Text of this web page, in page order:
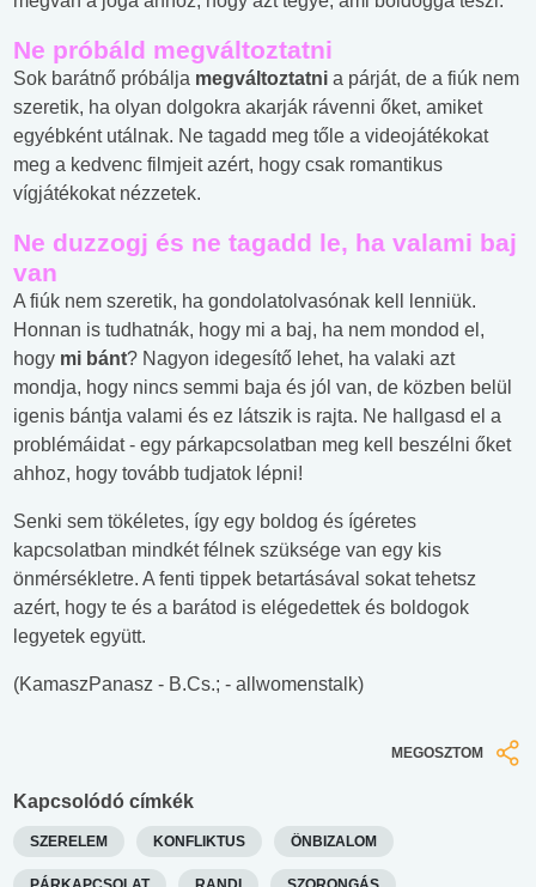
Ne próbáld megváltoztatni
Sok barátnő próbálja megváltoztatni a párját, de a fiúk nem
szeretik, ha olyan dolgokra akarják rávenni őket, amiket
egyébként utálnak. Ne tagadd meg tőle a videojátékokat
meg a kedvenc filmjeit azért, hogy csak romantikus
vígjátékokat nézzetek.
Ne duzzogj és ne tagadd le, ha valami baj
van
A fiúk nem szeretik, ha gondolatolvasónak kell lenniük.
Honnan is tudhatnák, hogy mi a baj, ha nem mondod el,
hogy mi bánt? Nagyon idegesítő lehet, ha valaki azt
mondja, hogy nincs semmi baja és jól van, de közben belül
igenis bántja valami és ez látszik is rajta. Ne hallgasd el a
problémáidat - egy párkapcsolatban meg kell beszélni őket
ahhoz, hogy tovább tudjatok lépni!
Senki sem tökéletes, így egy boldog és ígéretes
kapcsolatban mindkét félnek szüksége van egy kis
önmérsékletre. A fenti tippek betartásával sokat tehetsz
azért, hogy te és a barátod is elégedettek és boldogok
legyetek együtt.
(KamaszPanasz - B.Cs.; - allwomenstalk)
MEGOSZTOM
Kapcsolódó címkék
SZERELEM KONFLIKTUS ÖNBIZALOM